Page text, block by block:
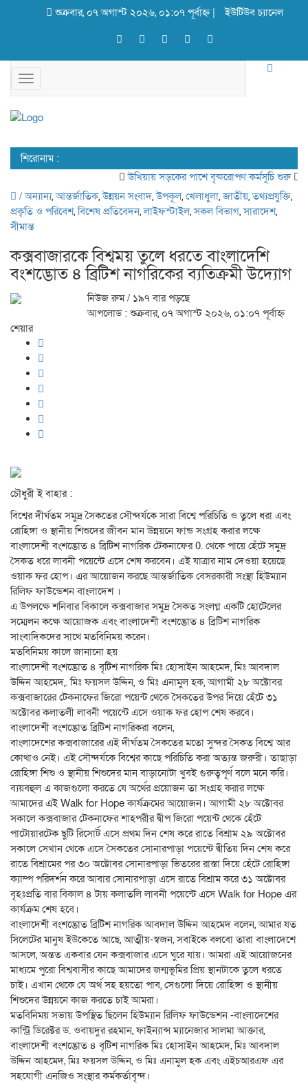
শুক্রবার, ০৭ অগাস্ট ২০২৬, ০১:০৭ পূর্বাহ্ন | ইউটিউব চ্যানেল
Toggle
navigation
শিরোনাম :
উখিয়ায় সড়কের পাশে বৃক্ষরোপণ কর্মসূচি শুরু
/অন্যান্য,আন্তর্জাতিক,উন্নয়ন সংবাদ,উপকূল, খেলাধুলা,জাতীয়,তথ্যপ্রযুক্তি,
প্রকৃতি ও পরিবেশ,বিশেষ প্রতিবেদন,লাইফস্টাইল,সকল বিভাগ,সারাদেশ,
সীমান্ত
কক্সবাজারকে বিশ্বময় তুলে ধরতে বাংলাদেশি
বংশদ্ভোত ৪ ব্রিটিশ নাগরিকের ব্যতিক্রমী উদ্যোগ
নিউজ রুম/ ১৯৭ বার পড়ছে
আপলোড : শুক্রবার, ০৭ অগাস্ট ২০২৬, ০১:০৭ পূর্বাহ্ন
শেয়ার
চৌধুরী ই বাহার :
বিশ্বের দীর্ঘতম সমুদ্র সৈকতের সৌন্দর্যকে সারা বিশ্বে পরিচিতি ও তুলে ধরা এবং
রোহিঙ্গা ও স্থানীয় শিশুদের জীবন মান উন্নয়নে ফান্ড সংগ্রহ করার লক্ষে
বাংলাদেশী বংশদ্ভোত ৪ ব্রিটিশ নাগরিক টেকনাফের 0. থেকে পায়ে হেঁটে সমুদ্র
সৈকত ধরে লাবনী পয়েন্টে এসে শেষ করবেন। এই যাত্রার নাম দেওয়া হয়েছে
ওয়াক ফর হোপ। এর আয়োজন করছে আন্তর্জাতিক বেসরকারী সংস্থা হিউম্যান
রিলিফ ফাউন্ডেশন বাংলাদেশ ।
এ উপলক্ষে শনিবার বিকালে কক্সবাজার সমুদ্র সৈকত সংলগ্ন একটি হোটেলের
সম্মেলন কক্ষে আয়োজক এবং বাংলাদেশী বংশদ্ভোত ৪ ব্রিটিশ নাগরিক
সাংবাদিকদের সাথে মতবিনিময় করেন।
মতবিনিময় কালে জানানো হয়
বাংলাদেশী বংশদ্ভোত ৪ বৃটিশ নাগরিক মিঃ হোসাইন আহমেদ, মিঃ আবদাল
উদ্দিন আহমেদ,. মিঃ ফয়সল উদ্দিন, ও মিঃ এনামুল হক, আগামী ২৮ অক্টোবর
কক্সবাজারের টেকনাফের জিরো পয়েন্ট থেকে সৈকতের উপর দিয়ে হেঁটে ৩১
অক্টোবর কলাতলী লাবনী পয়েন্টে এসে ওয়াক ফর হোপ শেষ করবে।
বাংলাদেশী বংশদ্ভোত ব্রিটিশ নাগরিকরা বলেন,
বাংলাদেশের কক্সবাজারের এই দীর্ঘতম সৈকতের মতো সুন্দর সৈকত বিশ্বে আর
কোথাও নেই। এই সৌন্দর্যকে বিশ্বের কাছে পরিচিতি করা অত্যন্ত জরুরী। তাছাড়া
রোহিঙ্গা শিশু ও স্থানীয় শিশুদের মান বাড়ানোটা খুবই গুরুত্বপূর্ণ বলে মনে করি।
ব্যয়বহুল এ কাজগুলো করতে যে অর্থের প্রয়োজন তা সংগ্রহ করার লক্ষে
আমাদের এই Walk for Hope কার্যক্রমের আয়োজন। আগামী ২৮ অক্টোবর
সকালে কক্সবাজার টেকনাফের শাহপরীর দ্বীপ জিরো পয়েন্ট থেকে হেঁটে
পাটোয়ারটেক ছুটি রিসোর্ট এসে প্রথম দিন শেষ করে রাতে বিশ্রাম ২৯ অক্টোবর
সকালে সেখান থেকে এসে সৈকতের সোনারপাড়া পয়েন্টে দ্বীতিয় দিন শেষ করে
রাতে বিশ্রামের পর ৩০ অক্টোবর সোনারপাড়া ভিতরের রাস্তা দিয়ে হেঁটে রোহিঙ্গা
ক্যাম্প পরিদর্শন করে আবার সোনারপাড়া এসে রাতে বিশ্রাম করে ৩১ অক্টোবর
বৃহঃপ্রতি বার বিকাল ৪ টায় কলাতলি লাবনী পয়েন্টে এসে Walk for Hope এর
কার্যক্রম শেষ হবে।
বাংলাদেশী বংশদ্ভোত ব্রিটিশ নাগরিক আবদাল উদ্দিন আহমেদ বলেন, আমার যত
সিলেটের মানুষ ইউকেতে আছে, আত্মীয়-স্বজন, সবাইকে বলবো তারা বাংলাদেশে
আসলে, অন্তত একবার যেন কক্সবাজার এসে ঘুরে যায়। আমরা এই আয়োজনের
মাধ্যমে পুরো বিশ্ববাসীর কাছে আমাদের জন্মভূমির প্রিয় স্থানটাকে তুলে ধরতে
চাই। এখান থেকে যে অর্থ সহ হয়তো পাব, সেগুলো দিয়ে রোহিঙ্গা ও স্থানীয়
শিশুদের উন্নয়নে কাজ করতে চাই আমরা।
মতবিনিময় সভায় উপস্থিত ছিলেন হিউম্যান রিলিফ ফাউন্ডেশন -বাংলাদেশের
কান্ট্রি ডিরেক্টর ড. ওবায়দুর রহমান, ফাইন্যান্স ম্যানেজার সালমা আক্তার,
বাংলাদেশী বংশদ্ভোত ৪ বৃটিশ নাগরিক মিঃ হোসাইন আহমেদ, মিঃ আবদাল
উদ্দিন আহমেদ, মিঃ ফয়সল উদ্দিন, ও মিঃ এনামুল হক এবং এইচআরএফ এর
সহযোগী এনজিও সংস্থার কর্মকর্তাবৃন্দ।